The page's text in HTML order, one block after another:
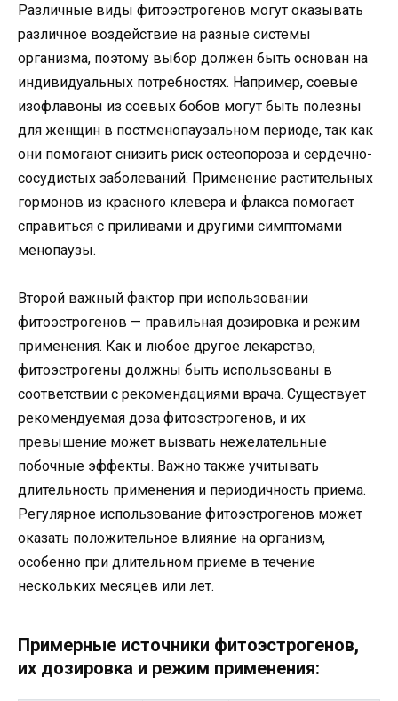
Различные виды фитоэстрогенов могут оказывать
различное воздействие на разные системы
организма, поэтому выбор должен быть основан на
индивидуальных потребностях. Например, соевые
изофлавоны из соевых бобов могут быть полезны
для женщин в постменопаузальном периоде, так как
они помогают снизить риск остеопороза и сердечно-
сосудистых заболеваний. Применение растительных
гормонов из красного клевера и флакса помогает
справиться с приливами и другими симптомами
менопаузы.
Второй важный фактор при использовании
фитоэстрогенов — правильная дозировка и режим
применения. Как и любое другое лекарство,
фитоэстрогены должны быть использованы в
соответствии с рекомендациями врача. Существует
рекомендуемая доза фитоэстрогенов, и их
превышение может вызвать нежелательные
побочные эффекты. Важно также учитывать
длительность применения и периодичность приема.
Регулярное использование фитоэстрогенов может
оказать положительное влияние на организм,
особенно при длительном приеме в течение
нескольких месяцев или лет.
Примерные источники фитоэстрогенов,
их дозировка и режим применения: